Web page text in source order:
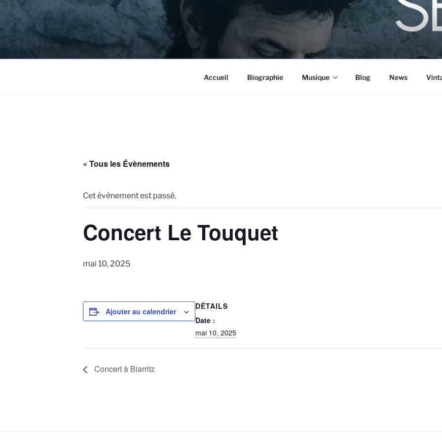
contenu
Accueil Biographie Musique Blog News
« Tous les Évènements
Cet évènement est passé.
Concert Le Touquet
mai 10, 2025
Ajouter au calendrier
DÉTAILS
Date :
mai 10, 2025
Concert à Biarritz